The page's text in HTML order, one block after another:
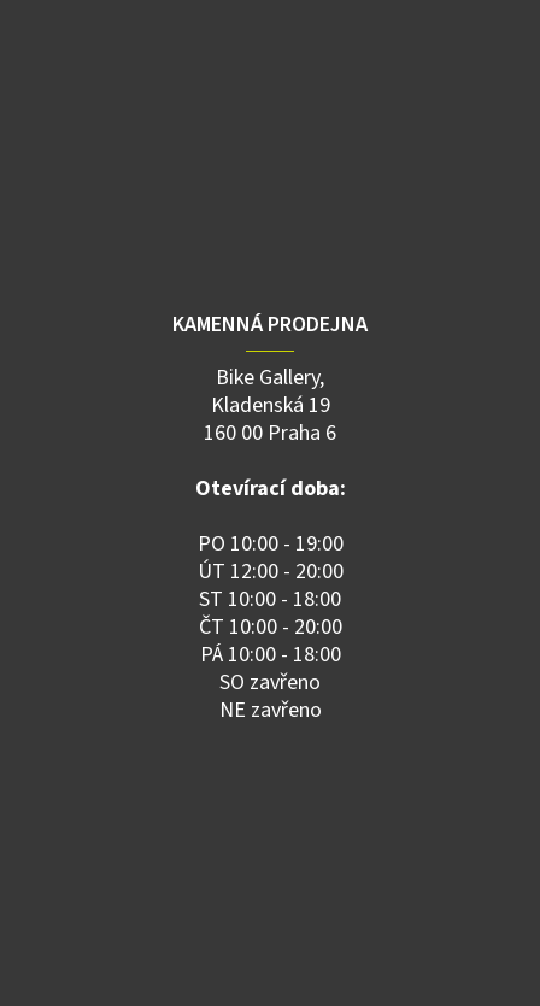
KAMENNÁ PRODEJNA
Bike Gallery,
Kladenská 19
160 00 Praha 6
Otevírací doba:
PO 10:00 - 19:00
ÚT 12:00 - 20:00
ST 10:00 - 18:00
ČT 10:00 - 20:00
PÁ 10:00 - 18:00
SO zavřeno
NE zavřeno